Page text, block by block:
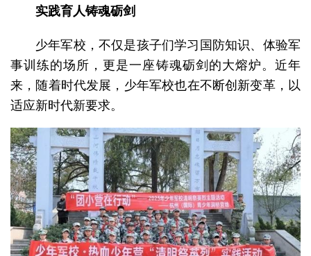
实践育人铸魂砺剑
少年军校，不仅是孩子们学习国防知识、体验军
事训练的场所，更是一座铸魂砺剑的大熔炉。近年
来，随着时代发展，少年军校也在不断创新变革，以
适应新时代新要求。